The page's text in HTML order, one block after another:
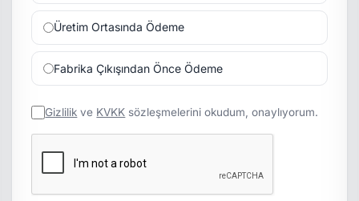
Üretim Ortasında Ödeme
Fabrika Çıkışından Önce Ödeme
Gizlilik ve KVKK sözleşmelerini okudum, onaylıyorum.